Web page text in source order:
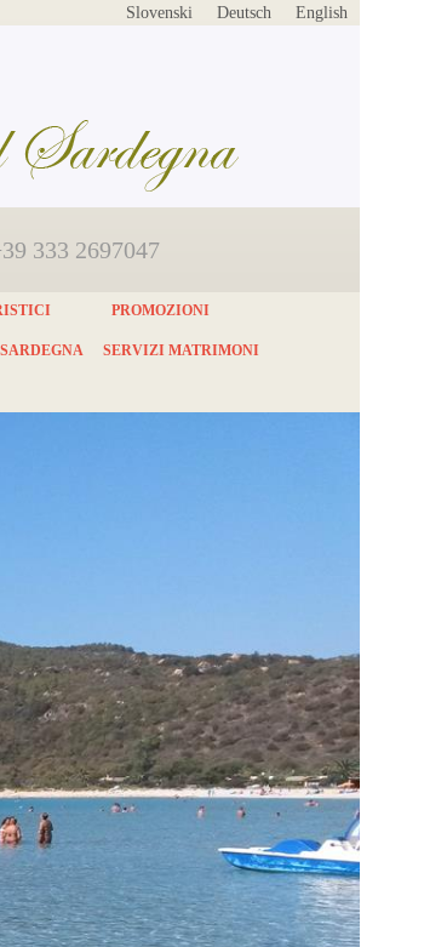
English
Deutsch
Slovenski
333 2697047
PROMOZIONI
SERVIZI MATRIMONI